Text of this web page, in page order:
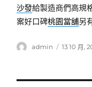
沙發給製造商們高規
案好口碑桃園當舖另
作
admin
發
13 10 月,